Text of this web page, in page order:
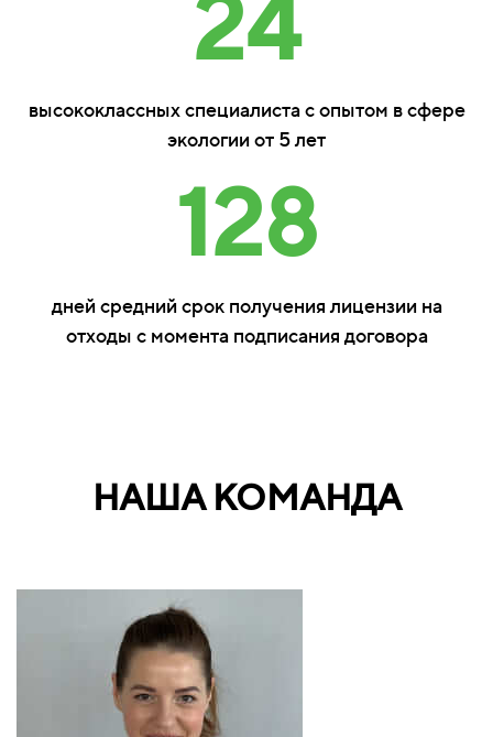
24
высококлассных специалиста с опытом в сфере
экологии от 5 лет
128
дней средний срок получения лицензии на
отходы с момента подписания договора
НАША КОМАНДА